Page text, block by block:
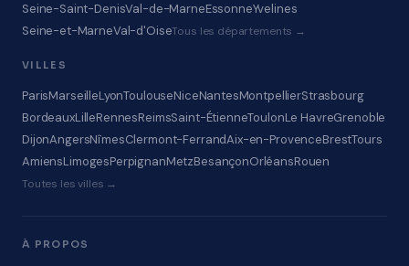
Seine-Saint-DenisVal-de-MarneEssonneYvelines
Seine-et-MarneVal-d'OiseTous les départements →
VILLES
ParisMarseilleLyonToulouseNiceNantesMontpellierStrasbourg
BordeauxLilleRennesReimsSaint-ÉtienneToulonLe HavreGrenoble
DijonAngersNîmesClermont-FerrandAix-en-ProvenceBrestTours
AmiensLimogesPerpignanMetzBesançonOrléansRouen
Toutes les villes →
À PROPOS